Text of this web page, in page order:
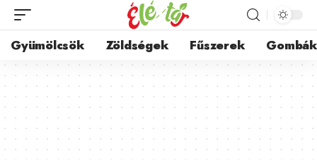
Gyümölcsök Zöldségek Fűszerek Gombák